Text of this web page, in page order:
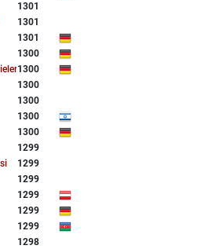
1301
1301
1301
1300
1300
1300
1300
1300
1300
1299
1299
1299
1299
1299
1299
1298